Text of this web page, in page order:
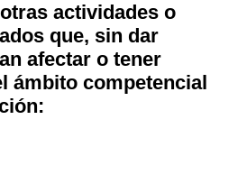
actividades o
que, sin dar
afectar o tener
ámbito competencial